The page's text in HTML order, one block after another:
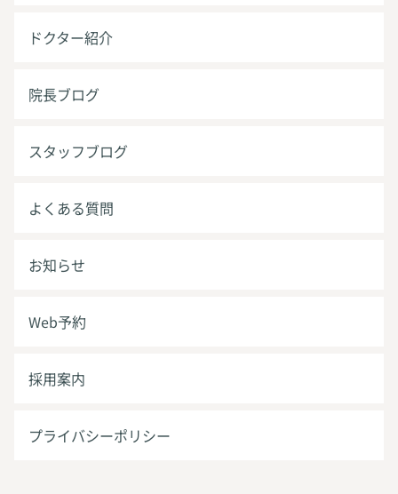
ドクター紹介
院長ブログ
スタッフブログ
よくある質問
お知らせ
Web予約
採用案内
プライバシーポリシー